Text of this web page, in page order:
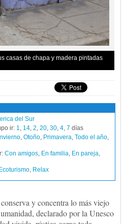
casas de chapa y madera pintadas
del Sur
ir: 1, 14, 2, 20, 30, 4, 7 días
Invierno, Otoño, Primavera, Todo el año,
Con amigos, En familia, En pareja,
Ecoturismo, Relax
y concentra lo más viejo
declarado por la Unesco